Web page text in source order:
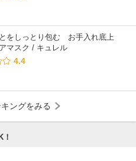
をしっとり包む お手入れ底上
マスク / キュレル
4.4
ングをみる